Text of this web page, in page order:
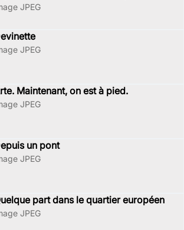
JPEG
JPEG
Maintenant, on est à pied.
JPEG
un pont
JPEG
part dans le quartier européen
JPEG